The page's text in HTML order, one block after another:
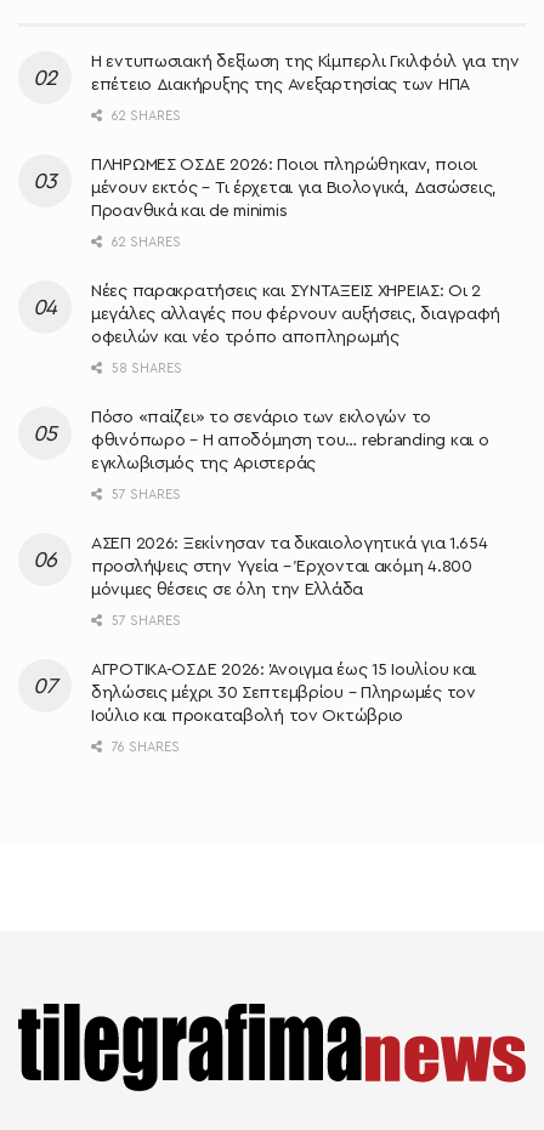
Η εντυπωσιακή δεξίωση της Κίμπερλι Γκιλφόιλ για την
επέτειο Διακήρυξης της Ανεξαρτησίας των ΗΠΑ
62 SHARES
ΠΛΗΡΩΜΕΣ ΟΣΔΕ 2026: Ποιοι πληρώθηκαν, ποιοι
μένουν εκτός – Τι έρχεται για Βιολογικά, Δασώσεις,
Προανθικά και de minimis
62 SHARES
Νέες παρακρατήσεις και ΣΥΝΤΑΞΕΙΣ ΧΗΡΕΙΑΣ: Οι 2
μεγάλες αλλαγές που φέρνουν αυξήσεις, διαγραφή
οφειλών και νέο τρόπο αποπληρωμής
58 SHARES
Πόσο «παίζει» το σενάριο των εκλογών το
φθινόπωρο – Η αποδόμηση του… rebranding και ο
εγκλωβισμός της Αριστεράς
57 SHARES
ΑΣΕΠ 2026: Ξεκίνησαν τα δικαιολογητικά για 1.654
προσλήψεις στην Υγεία – Έρχονται ακόμη 4.800
μόνιμες θέσεις σε όλη την Ελλάδα
57 SHARES
ΑΓΡΟΤΙΚΑ-ΟΣΔΕ 2026: Άνοιγμα έως 15 Ιουλίου και
δηλώσεις μέχρι 30 Σεπτεμβρίου – Πληρωμές τον
Ιούλιο και προκαταβολή τον Οκτώβριο
76 SHARES